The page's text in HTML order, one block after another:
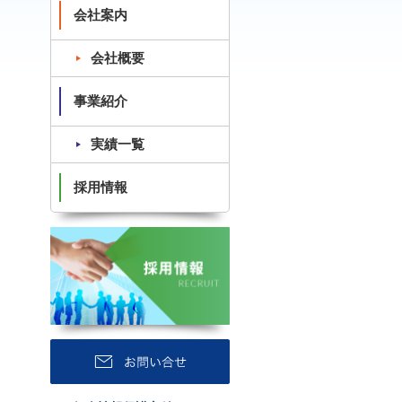
会社案内
会社概要
事業紹介
実績一覧
採用情報